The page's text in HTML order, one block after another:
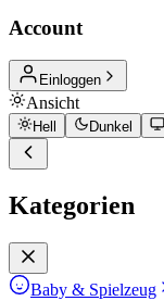
Account
Einloggen
Ansicht
Hell Dunkel
Kategorien
Baby & Spielzeug